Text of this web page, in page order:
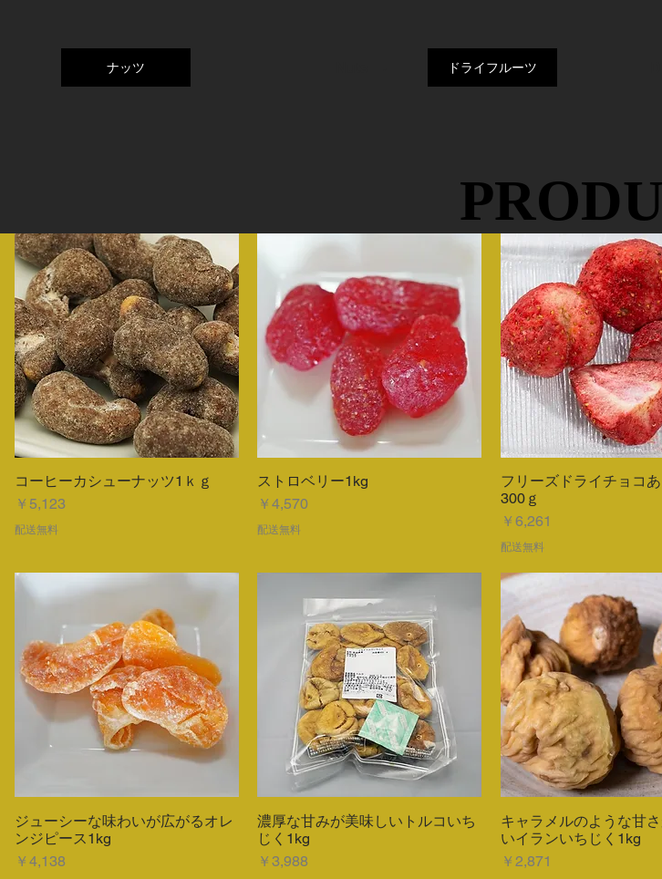
ナッツ ドライフルーツ
クイックビュー
コーヒーカシューナッツ1ｋｇ
価格
￥5,123
配送無料
クイックビュー
ストロベリー1kg
価格
￥4,570
配送無料
クイックビュー
フリーズドライチョコ
300ｇ
価格
￥6,261
配送無料
クイックビュー
ジューシーな味わいが広がるオレ
ンジピース1kg
価格
￥4,138
クイックビュー
濃厚な甘みが美味しいトルコいち
じく1kg
価格
￥3,988
クイックビュー
キャラメルのような甘
いイランいちじく1kg
価格
￥2,871